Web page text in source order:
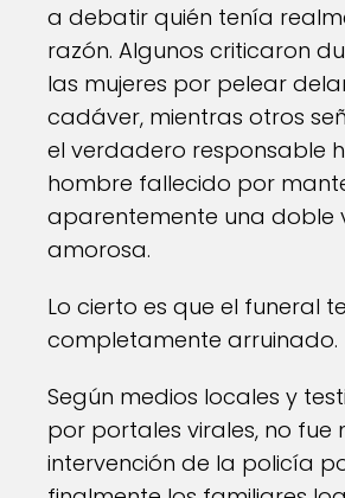
a debatir quién tenía
razón. Algunos criticaron
las mujeres por pelear
cadáver, mientras otros
el verdadero responsable
hombre fallecido por
aparentemente una doble
amorosa.
Lo cierto es que el funeral
completamente arruinado.
Según medios locales y
por portales virales, no fue
intervención de la policía